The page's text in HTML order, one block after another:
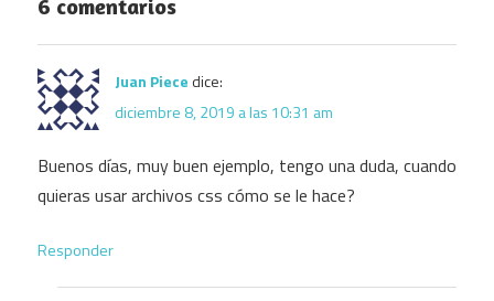
6 comentarios
Juan Piece dice:
diciembre 8, 2019 a las 10:31 am
Buenos días, muy buen ejemplo, tengo una duda, cuando
quieras usar archivos css cómo se le hace?
Responder